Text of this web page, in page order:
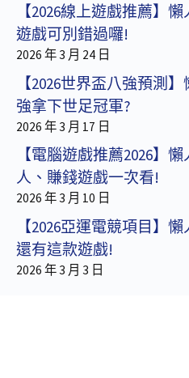
【2026線上遊戲推薦】
遊戲可別錯過囉!
2026 年 3 月 24 日
【2026世界盃八強預測
強拿下世足冠軍?
2026 年 3 月 17 日
【電腦遊戲推薦2026】
人、賺錢遊戲一次看!
2026 年 3 月 10 日
【2026亞運電競項目】
還有這款遊戲!
2026 年 3 月 3 日